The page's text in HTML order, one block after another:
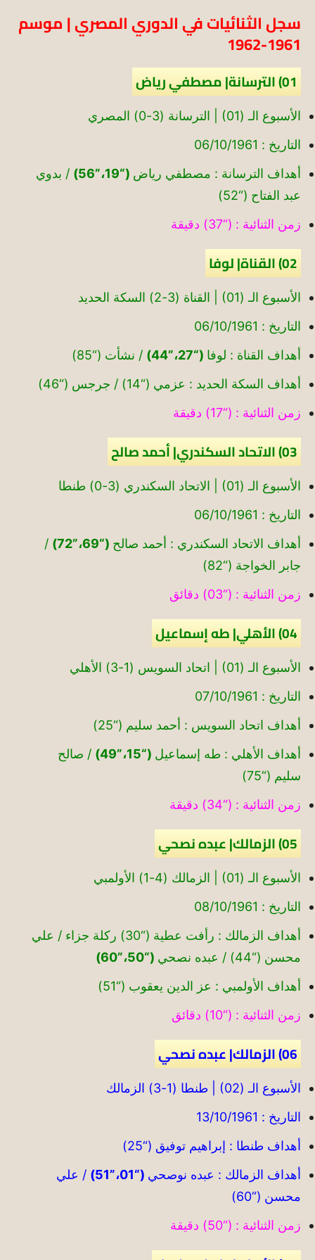
سجل الثنائيات في الدوري المصري | موسم
1961-1962
01) الترسانة| مصطفي رياض
الأسبوع الـ (01) | الترسانة (3-0) المصري
التاريخ : 06/10/1961
أهداف الترسانة : مصطفي رياض (“19،”56)
/ بدوي
عبد الفتاح (“52)
زمن الثنائية : (“37) دقيقة
02) القناة| لوفا
الأسبوع الـ (01) | القناة (3-2) السكة الحديد
التاريخ : 06/10/1961
أهداف القناة : لوفا (“27،”44)
/ نشأت (“85)
أهداف السكة الحديد : عزمي (“14) / جرجس (“46)
زمن الثنائية : (“17) دقيقة
03) الاتحاد السكندري| أحمد صالح
الأسبوع الـ (01) | الاتحاد السكندري (3-0) طنطا
التاريخ : 06/10/1961
أهداف الاتحاد السكندري : أحمد صالح (“69،”72)
/
جابر الخواجة (“82)
زمن الثنائية : (“03) دقائق
04) الأهلي| طه إسماعيل
الأسبوع الـ (01) | اتحاد السويس (1-3) الأهلي
التاريخ : 07/10/1961
أهداف اتحاد السويس : أحمد سليم (“25)
أهداف الأهلي : طه إسماعيل (“15،”49)
/ صالح
سليم (“75)
زمن الثنائية : (“34) دقيقة
05) الزمالك| عبده نصحي
الأسبوع الـ (01) | الزمالك (4-1) الأولمبي
التاريخ : 08/10/1961
أهداف الزمالك : رأفت عطية (“30) ركلة جزاء / علي
محسن (“44) / عبده نصحي
(“50،”60)
أهداف الأولمبي : عز الدين يعقوب (“51)
زمن الثنائية : (“10) دقائق
06) الزمالك| عبده نصحي
الأسبوع الـ (02) | طنطا (1-3) الزمالك
التاريخ : 13/10/1961
أهداف طنطا : إبراهيم توفيق (“25)
أهداف الزمالك : عبده نوصحي (“01،”51)
/ علي
محسن (“60)
زمن الثنائية : (“50) دقيقة